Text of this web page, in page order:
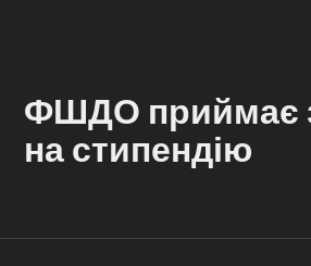
Навчання
Контакти
ФШДО приймає
на стипендію